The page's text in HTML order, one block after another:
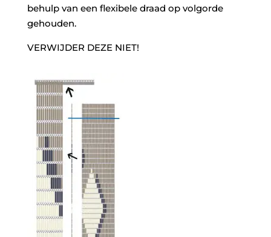
behulp van een flexibele draad op volgorde
gehouden.
VERWIJDER DEZE NIET!